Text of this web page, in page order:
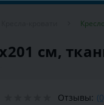
см,
Отзывы: